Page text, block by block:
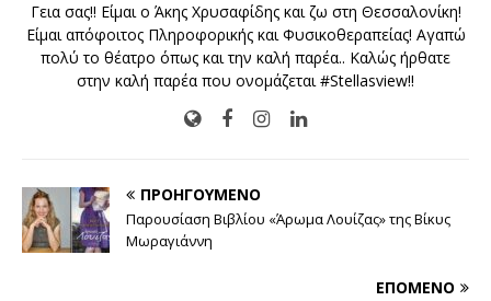
Γεια σας!! Είμαι ο Άκης Χρυσαφίδης και ζω στη Θεσσαλονίκη!
Είμαι απόφοιτος Πληροφορικής και Φυσικοθεραπείας! Αγαπώ
πολύ το θέατρο όπως και την καλή παρέα.. Καλώς ήρθατε
στην καλή παρέα που ονομάζεται #Stellasview!!
ΠΡΟΗΓΟΎΜΕΝΟ
Παρουσίαση Βιβλίου «Άρωμα Λουίζας» της Βίκυς
Μωραγιάννη
ΕΠΌΜΕΝΟ